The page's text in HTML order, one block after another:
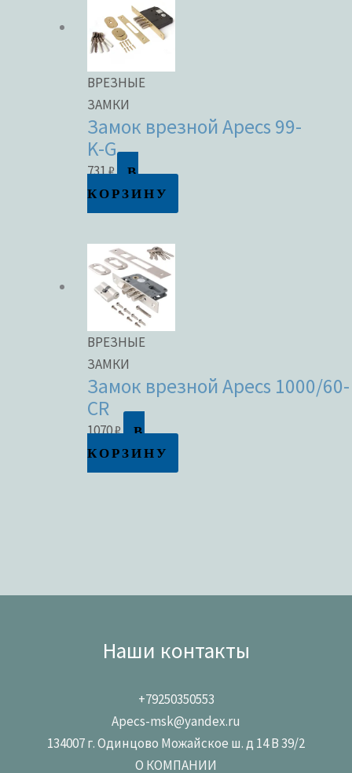
ВРЕЗНЫЕ
ЗАМКИ
Замок врезной Apecs 99-
K-G
731₽
В
КОРЗИНУ
ВРЕЗНЫЕ
ЗАМКИ
Замок врезной Apecs 1000/60-
CR
1070₽
В
КОРЗИНУ
Наши контакты
+79250350553
Apecs-msk@yandex.ru
134007 г. Одинцово Можайское ш. д 14 В 39/2
О КОМПАНИИ